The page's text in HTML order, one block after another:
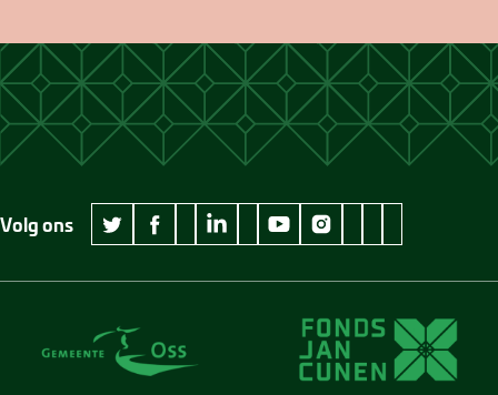
Volg ons
twitter Museum Jan Cunen
facebook Museum Jan Cunen
wikipedia Museum Jan Cunen
linkedin Museum Jan Cunen
googleplus Museum Jan Cunen
youtube Museum Jan Cunen
instagram Museum